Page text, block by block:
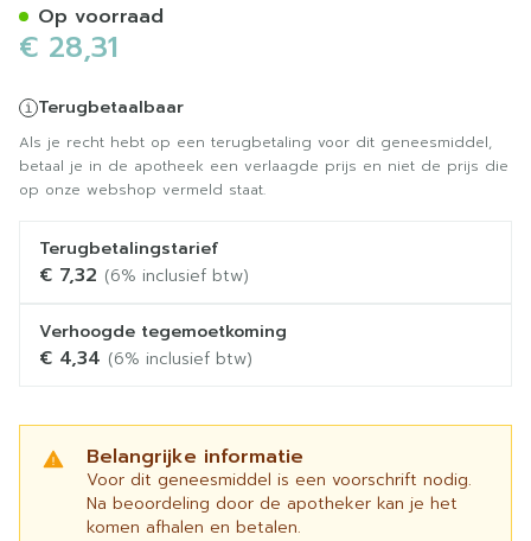
€ 28,31
Terugbetaalbaar
Als je recht hebt op een terugbetaling voor dit geneesmiddel,
betaal je in de apotheek een verlaagde prijs en niet de prijs die
op onze webshop vermeld staat.
Terugbetalingstarief
€ 7,32 (6% inclusief btw)
Verhoogde tegemoetkoming
€ 4,34 (6% inclusief btw)
Belangrijke informatie
Voor dit geneesmiddel is een voorschrift nodig.
Na beoordeling door de apotheker kan je het
komen afhalen en betalen.
Op voorraad